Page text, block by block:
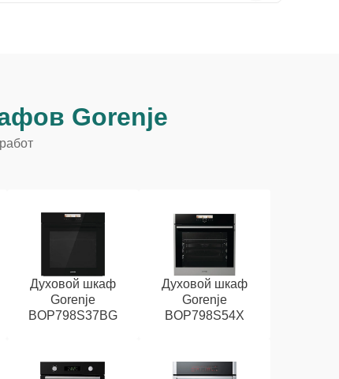
Gorenje
Духовой шкаф
Gorenje
BOP798S37BG
Духовой шкаф
Gorenje
BOP798S54X